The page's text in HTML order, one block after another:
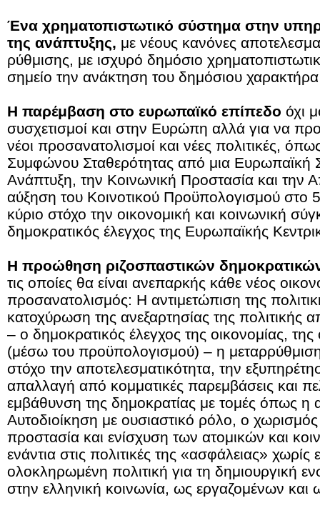
Ένα χρηματοπιστωτικό σύστημα στην
της ανάπτυξης, με νέους κανόνες
ρύθμισης, με ισχυρό δημόσιο
σημείο την ανάκτηση του δημόσιου
Η παρέμβαση στο ευρωπαϊκό επίπεδο όχι
συσχετισμοί και στην Ευρώπη αλλά για να
νέοι προσανατολισμοί και νέες πολιτικές,
Συμφώνου Σταθερότητας από μια Ευρωπαϊκή
Ανάπτυξη, την Κοινωνική Προστασία και την
αύξηση του Κοινοτικού Προϋπολογισμού
κύριο στόχο την οικονομική και κοινωνική
δημοκρατικός έλεγχος της Ευρωπαϊκής
Η προώθηση ριζοσπαστικών
τις οποίες θα είναι ανεπαρκής κάθε νέος
προσανατολισμός: Η αντιμετώπιση της
κατοχύρωση της ανεξαρτησίας της πολιτικής
– ο δημοκρατικός έλεγχος της οικονομίας, της
(μέσω του προϋπολογισμού) – η
στόχο την αποτελεσματικότητα, την
απαλλαγή από κομματικές παρεμβάσεις και
εμβάθυνση της δημοκρατίας με τομές όπως η
Αυτοδιοίκηση με ουσιαστικό ρόλο, ο
προστασία και ενίσχυση των ατομικών και
ενάντια στις πολιτικές της «ασφάλειας» χωρίς
ολοκληρωμένη πολιτική για τη δημιουργική
στην ελληνική κοινωνία, ως εργαζομένων και